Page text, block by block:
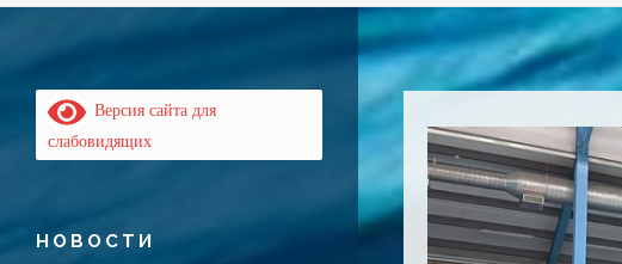
Версия сайта для
слабовидящих
НОВОСТИ